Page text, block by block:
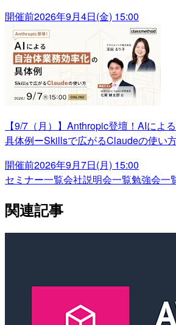
開催前2026年9月4日(金) 15:00
【9/7（月）】Anthropic登壇！AIによ
具体例ーSkillsで広がるClaudeの使い
開催前2026年9月7日(月) 15:00
セミナー一覧会社説明会一覧勉強会一
関連記事